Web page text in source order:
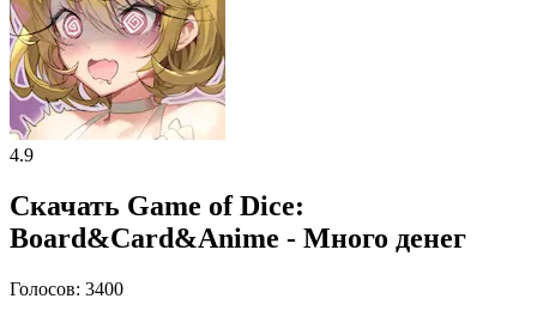
4.9
Скачать Game of Dice:
Board&Card&Anime - Много денег
Голосов: 3400